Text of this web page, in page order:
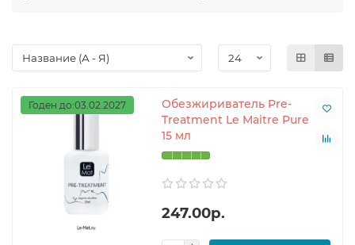
Годен до:03.02.2027
Обезжириватель Pre-
Treatment Le Maitre Pure
15 мл
247.00р.